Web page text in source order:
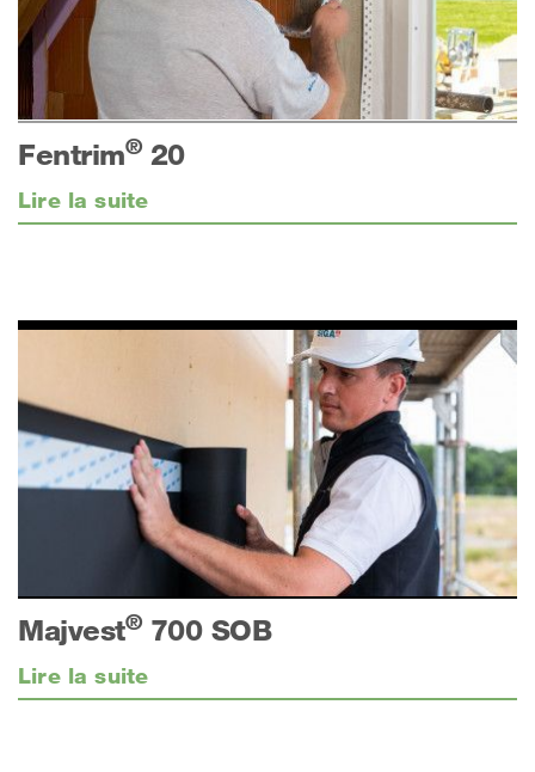
Fentrim®20
Lire la suite
Majvest®700 SOB
Lire la suite